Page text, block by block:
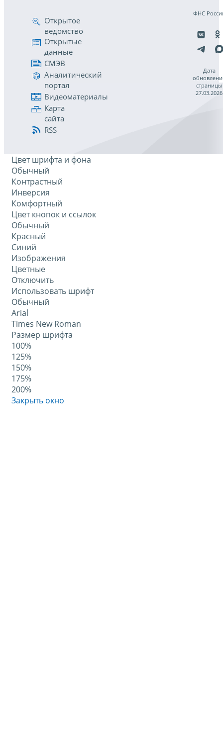
Открытое
ведомство
Открытые
данные
СМЭВ
Аналитический
портал
Видеоматериалы
Карта
сайта
RSS
ФНС
Дата
страницы
27.03.2026
Цвет шрифта и фона
Обычный
Контрастный
Инверсия
Комфортный
Цвет кнопок и ссылок
Обычный
Красный
Синий
Изображения
Цветные
Отключить
Использовать шрифт
Обычный
Arial
Times New Roman
Размер шрифта
100%
125%
150%
175%
200%
Закрыть окно